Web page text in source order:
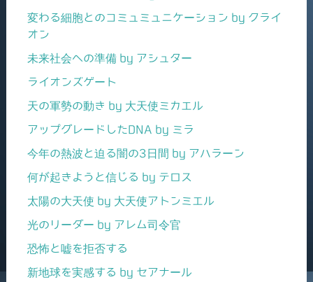
変わる細胞とのコミュミュニケーション by クライ
オン
未来社会への準備 by アシュター
ライオンズゲート
天の軍勢の動き by 大天使ミカエル
アップグレードしたDNA by ミラ
今年の熱波と迫る闇の3日間 by アハラーン
何が起きようと信じる by テロス
太陽の大天使 by 大天使アトンミエル
光のリーダー by アレム司令官
恐怖と嘘を拒否する
新地球を実感する by セアナール